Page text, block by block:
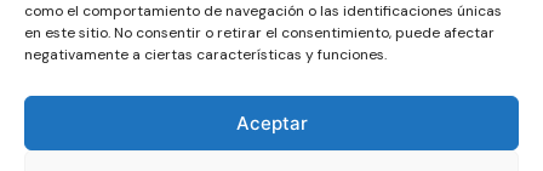
como el comportamiento de navegación o las identificaciones únicas
en este sitio. No consentir o retirar el consentimiento, puede afectar
negativamente a ciertas características y funciones.
Aceptar
Los logotipos y marcas son marcas registradas
identificarla, no gestionamos garantías oficiales,
somos un servicio técnico totalmente